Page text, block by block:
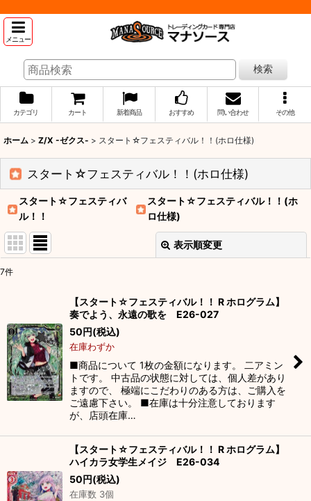
メニュー
検索
カテゴリ カート 新着商品 おすすめ 問い合わせ その他
ホーム > Z/X -ゼクス- > スタート☆フェスティバル！！(ホロ仕様)
スタート☆フェスティバル！！(ホロ仕様)
スタート☆フェスティバ
ル！！
スタート☆フェスティバル！！(ホ
ロ仕様)
表示順変更
並び順:
絞り込む
7件
【スタート☆フェスティバル！！ R ホログラム】
奏でよう、永遠の歌を E26-027
50円(税込)
在庫わずか
■商品について 1枚の金額になります。 二アミン
トです。 中古品の状態に対しては、個人差があり
ますので、 極端にこだわりのある方は、ご購入を
ご遠慮下さい。 ■在庫は十分注意しております
が、店頭在庫…
【スタート☆フェスティバル！！ R ホログラム】
ハイカラ女学生メイジ E26-034
50円(税込)
在庫数 3個